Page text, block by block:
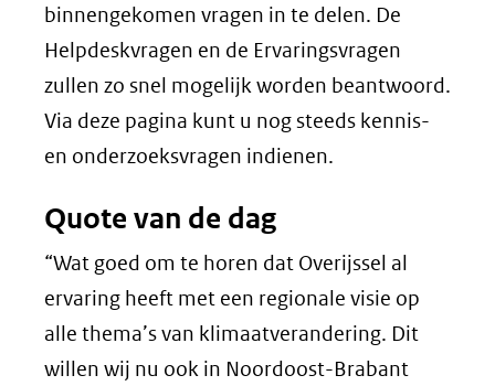
binnengekomen vragen in te delen. De
Helpdeskvragen en de Ervaringsvragen
zullen zo snel mogelijk worden beantwoord.
Via deze pagina kunt u nog steeds kennis-
en onderzoeksvragen indienen.
Quote van de dag
“Wat goed om te horen dat Overijssel al
ervaring heeft met een regionale visie op
alle thema’s van klimaatverandering. Dit
willen wij nu ook in Noordoost-Brabant